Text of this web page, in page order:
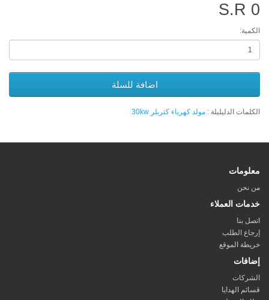
S.R 0
الكمية:
اضافة للسلة
الكلمات الدليليلة : مولد كهرباء كتربلر 30kw
معلومات
من نحن
خدمات العملاء
اتصل بنا
إرجاع الطلب
خريطة الموقع
إضافات
الشركات
قسائم الهدايا